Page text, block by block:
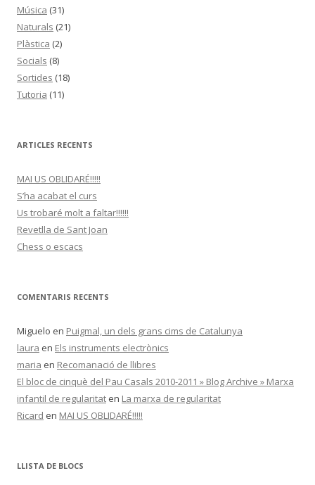
Música (31)
Naturals (21)
Plàstica (2)
Socials (8)
Sortides (18)
Tutoria (11)
ARTICLES RECENTS
MAI US OBLIDARÉ!!!!!
S’ha acabat el curs
Us trobaré molt a faltar!!!!!!
Revetlla de Sant Joan
Chess o escacs
COMENTARIS RECENTS
Miguelo en Puigmal, un dels grans cims de Catalunya
laura en Els instruments electrònics
maria en Recomanació de llibres
El bloc de cinquè del Pau Casals 2010-2011 » Blog Archive » Marxa
infantil de regularitat en La marxa de regularitat
Ricard en MAI US OBLIDARÉ!!!!!
LLISTA DE BLOCS